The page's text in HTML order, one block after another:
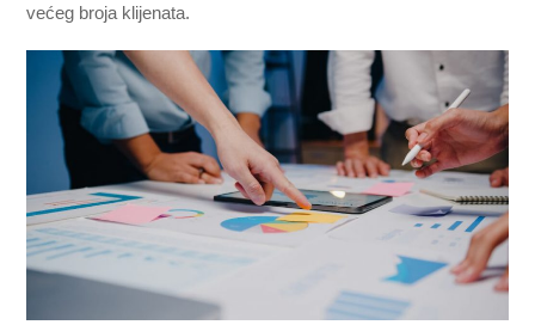
većeg broja klijenata.